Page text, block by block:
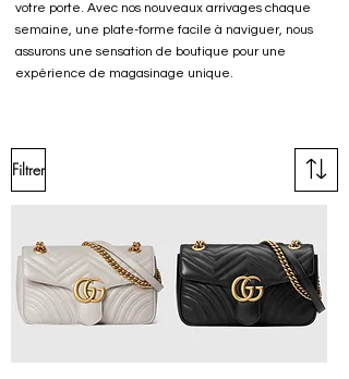
votre porte. Avec nos nouveaux arrivages chaque
semaine, une plate-forme facile à naviguer, nous
assurons une sensation de boutique pour une
expérience de magasinage unique.
Filtrer